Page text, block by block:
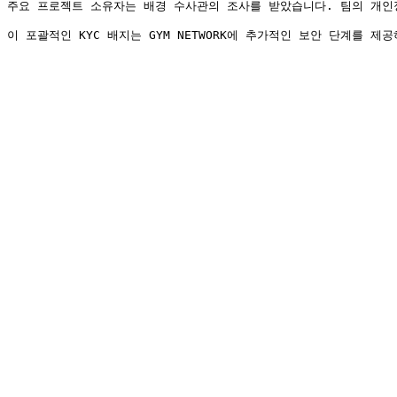
주요 프로젝트 소유자는 배경 수사관의 조사를 받았습니다. 팀의 개